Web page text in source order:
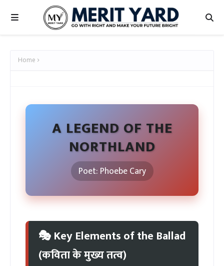
Home
A LEGEND OF THE
NORTHLAND
Poet: Phoebe Cary
🎭 Key Elements of the Ballad
(कविता के मुख्य तत्व)